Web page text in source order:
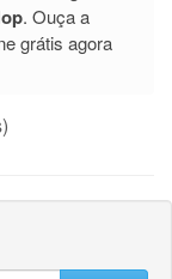
. Ouça a
grátis agora